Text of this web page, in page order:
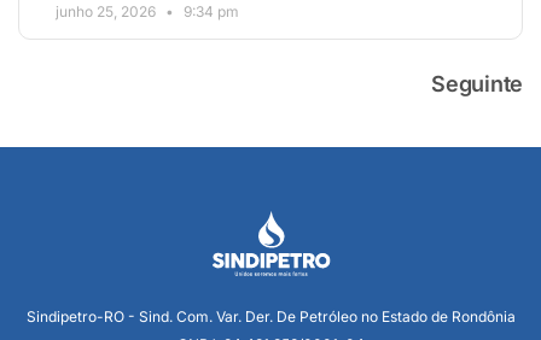
junho 25, 2026 9:34 pm
Seguinte
Sindipetro-RO - Sind. Com. Var. Der. De Petróleo no Estado de Rondônia